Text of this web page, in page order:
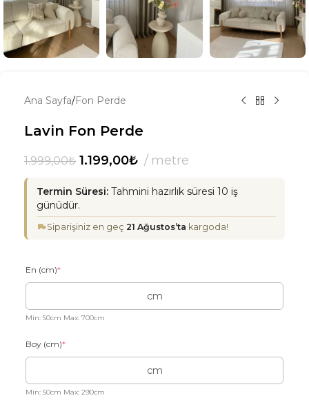
Ana Sayfa/Fon Perde
Lavin Fon Perde
1.999,00₺ 1.199,00₺ metre
Termin Süresi: Tahmini hazırlık süresi 10 iş
günüdür.
Siparişiniz en geç 21 Ağustos’ta kargoda!
En (cm)*
Min: 50cm Max: 700cm
Boy (cm)*
Min: 50cm Max: 290cm